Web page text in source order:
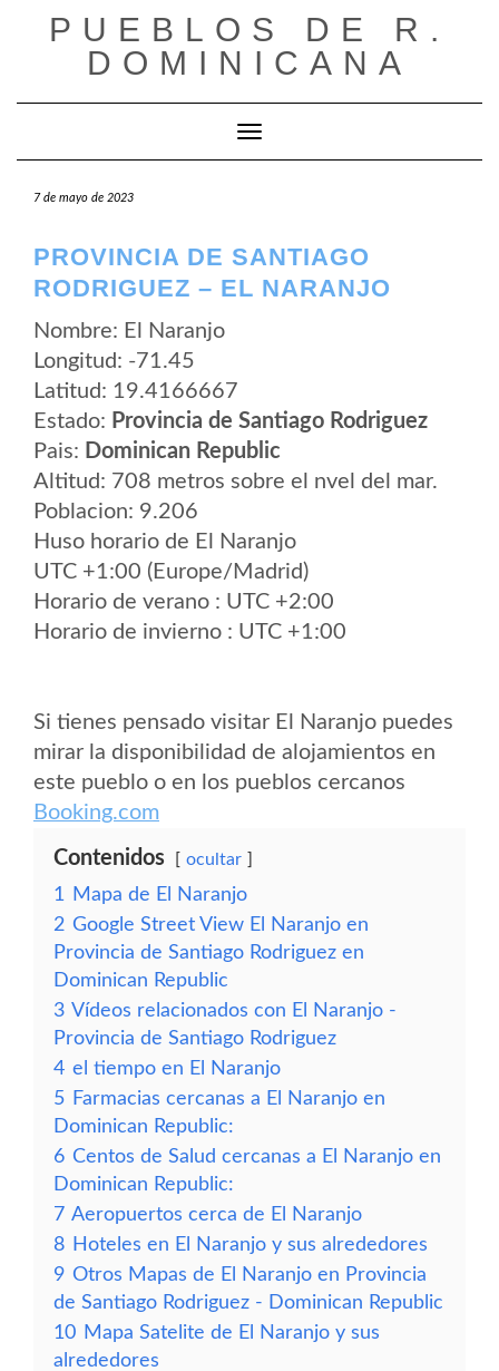
PUEBLOS DE R.
DOMINICANA
Cambiar modo de navegación
7 de mayo de 2023
PROVINCIA DE SANTIAGO
RODRIGUEZ – EL NARANJO
Nombre: El Naranjo
Longitud: -71.45
Latitud: 19.4166667
Estado: Provincia de Santiago Rodriguez
Pais: Dominican Republic
Altitud: 708 metros sobre el nvel del mar.
Poblacion: 9.206
Huso horario de El Naranjo
UTC +1:00 (Europe/Madrid)
Horario de verano : UTC +2:00
Horario de invierno : UTC +1:00
Si tienes pensado visitar El Naranjo puedes
mirar la disponibilidad de alojamientos en
este pueblo o en los pueblos cercanos
Booking.com
Contenidos ocultar
1
Mapa de El Naranjo
2 Google Street View El Naranjo en
Provincia de Santiago Rodriguez en
Dominican Republic
3 Vídeos relacionados con El Naranjo -
Provincia de Santiago Rodriguez
4 el tiempo en El Naranjo
5 Farmacias cercanas a El Naranjo en
Dominican Republic:
6 Centos de Salud cercanas a El Naranjo en
Dominican Republic:
7 Aeropuertos cerca de El Naranjo
8 Hoteles en El Naranjo y sus alrededores
9 Otros Mapas de El Naranjo en Provincia
de Santiago Rodriguez - Dominican Republic
10 Mapa Satelite de El Naranjo y sus
alrededores